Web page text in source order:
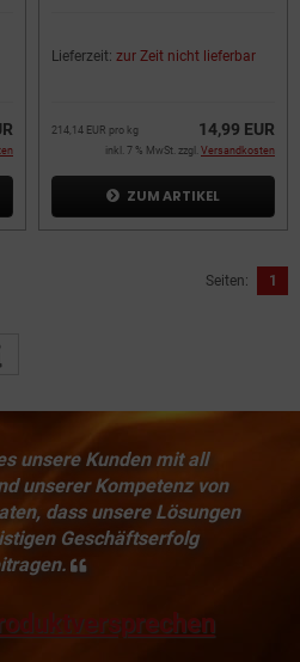
Lieferzeit: zur Zeit nicht lieferbar
14,99 EUR
214,14 EUR pro kg
inkl. 7 % MwSt. zzgl. Versandkosten
ZUM ARTIKEL
Seiten: 1
unsere Kunden mit all
unserer Kompetenz von
dass unsere Lösungen
Geschäftserfolg